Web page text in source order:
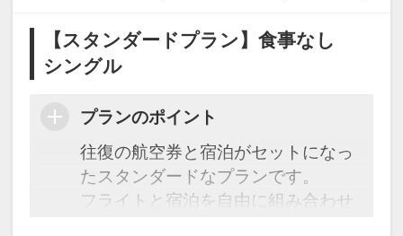
【スタンダードプラン】食事なし
シングル
プランのポイント
往復の航空券と宿泊がセットになっ
たスタンダードなプランです。
フライトと宿泊を自由に組み合わせ